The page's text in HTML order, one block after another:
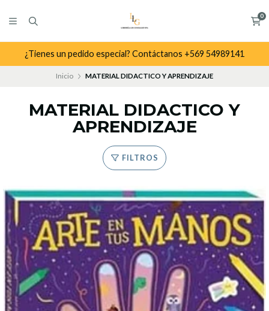
0
¿Tienes un pedido especial? Contáctanos +569 54989141
Inicio MATERIAL DIDACTICO Y APRENDIZAJE
MATERIAL DIDACTICO Y
APRENDIZAJE
FILTROS